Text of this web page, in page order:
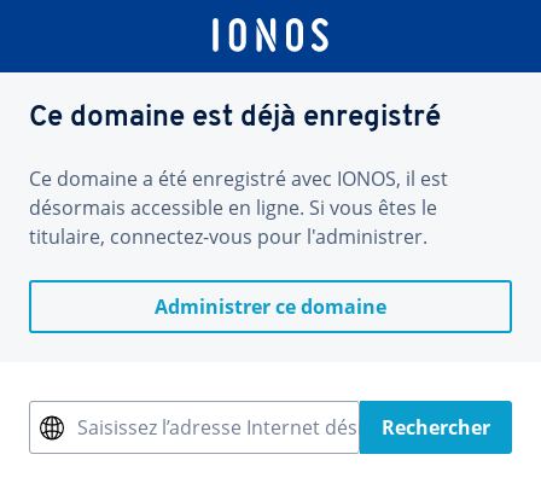
Ce domaine est déjà enregistré
Ce domaine a été enregistré avec IONOS, il est
désormais accessible en ligne. Si vous êtes le
titulaire, connectez-vous pour l'administrer.
Administrer ce domaine
Saisissez l’adresse Internet désiréeRechercher